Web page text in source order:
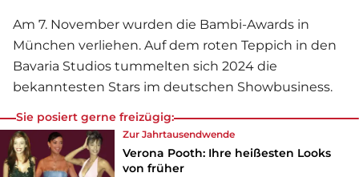
Am 7. November wurden die Bambi-Awards in
München verliehen. Auf dem roten Teppich in den
Bavaria Studios tummelten sich 2024 die
bekanntesten Stars im deutschen Showbusiness.
Sie posiert gerne freizügig:
Zur Jahrtausendwende
Verona Pooth: Ihre heißesten Looks
von früher